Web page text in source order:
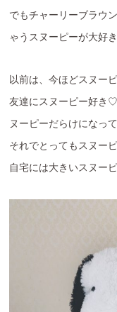
でもチャーリーブラウ
ゃうスヌーピーが大好
以前は、今ほどスヌー
友達にスヌーピー好き
ヌーピーだらけになっ
それでとってもスヌー
自宅には大きいスヌー